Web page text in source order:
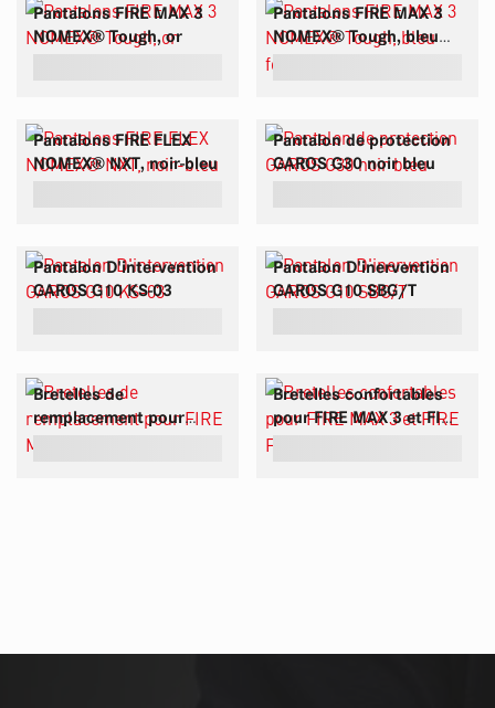
Pantalons FIRE MAX 3
NOMEX® Tough, or
Pantalons FIRE MAX 3
NOMEX® Tough, bleu
foncé
Pantalons FIRE FLEX
NOMEX® NXT, noir-bleu
Pantalon de protection
GAROS G30 noir bleu
Pantalon D'intervention
GAROS G10 KS-03
Pantalon D'inervention
GAROS G10 SBG/T
Bretelles de
remplacement pour
Bretelles confortables
pour FIRE MAX 3 et FIRE
FLEX